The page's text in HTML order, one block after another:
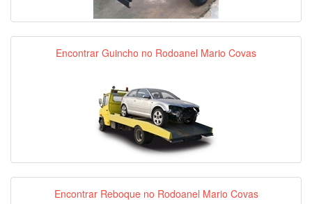
Encontrar Guincho no Rodoanel Mario Covas
Encontrar Reboque no Rodoanel Mario Covas